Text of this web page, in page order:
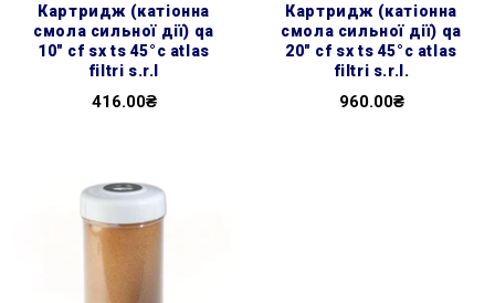
картридж (катіонна
смола сильної дії) qa
10″ cf sx ts 45°c atlas
filtri s.r.l
416.00₴
картридж (катіонна
смола сильної дії) qa
20″ cf sx ts 45°c atlas
filtri s.r.l.
960.00₴